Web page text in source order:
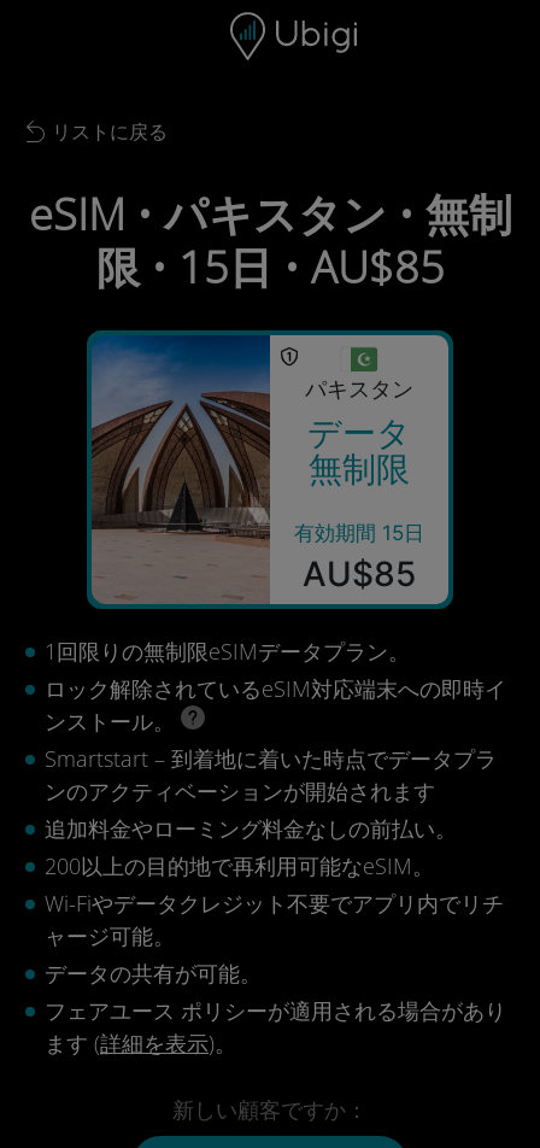
ナビゲーションバー フッター
Back to list
リストに戻る
eSIM • パキスタン • 無制
限 • 15日 • AU$85
パキスタン
データ
無制限
有効期間 15日
AU$85
1回限りの無制限eSIMデータプラン。
ロック解除されているeSIM対応端末への即時イ
ンストール。
Smartstart – 到着地に着いた時点でデータプラ
ンのアクティベーションが開始されます
追加料金やローミング料金なしの前払い。
200以上の目的地で再利用可能なeSIM。
Wi-Fiやデータクレジット不要でアプリ内でリチ
ャージ可能。
データの共有が可能。
フェアユース ポリシーが適用される場合があり
ます (詳細を表示)。
新しい顧客ですか：